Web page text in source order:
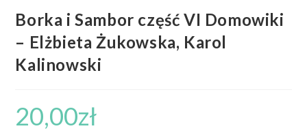
Borka i Sambor część VI Domowiki
– Elżbieta Żukowska, Karol
Kalinowski
20,00zł